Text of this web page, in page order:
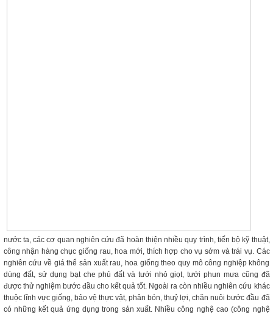
nước ta, các cơ quan nghiên cứu đã hoàn thiện nhiều quy trình, tiến bộ kỹ thuật,
công nhận hàng chục giống rau, hoa mới, thích hợp cho vụ sớm và trái vụ. Các
nghiên cứu về giá thể sản xuất rau, hoa giống theo quy mô công nghiệp không
dùng đất, sử dụng bạt che phủ đất và tưới nhỏ giọt, tưới phun mưa cũng đã
được thử nghiệm bước đầu cho kết quả tốt. Ngoài ra còn nhiều nghiên cứu khác
thuộc lĩnh vực giống, bảo vệ thực vật, phân bón, thuỷ lợi, chăn nuôi bước đầu đã
có những kết quả ứng dụng trong sản xuất. Nhiều công nghệ cao (công nghệ